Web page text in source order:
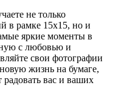
не только
в рамке 15х15, но и
яркие моменты в
с любовью и
свои фотографии
жизнь на бумаге,
радовать вас и ваших